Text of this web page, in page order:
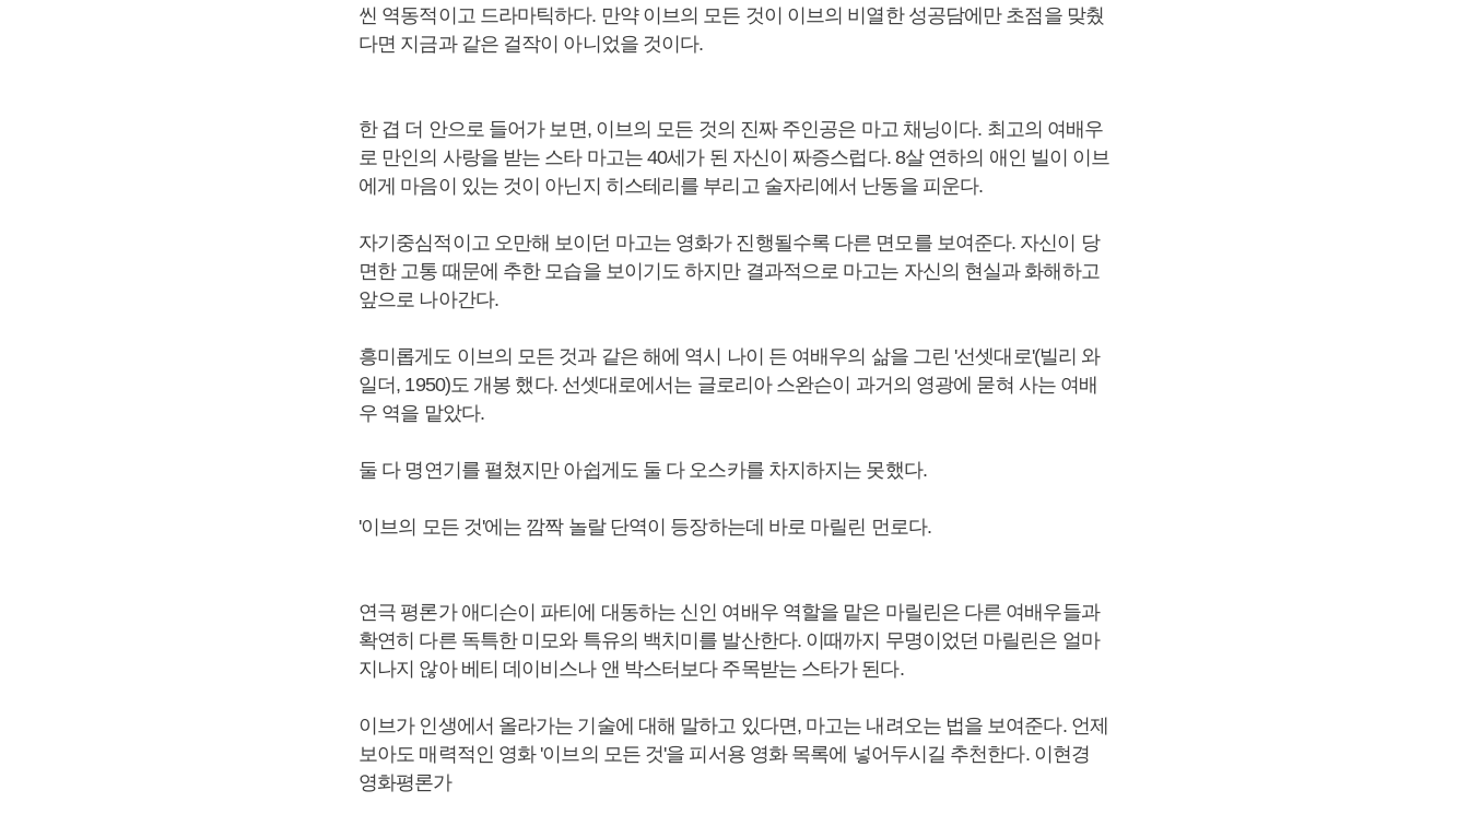
씬 역동적이고 드라마틱하다. 만약 이브의 모든 것이 이브의 비열한 성공담에만 초점을 맞췄
다면 지금과 같은 걸작이 아니었을 것이다.
한 겹 더 안으로 들어가 보면, 이브의 모든 것의 진짜 주인공은 마고 채닝이다. 최고의 여배우
로 만인의 사랑을 받는 스타 마고는 40세가 된 자신이 짜증스럽다. 8살 연하의 애인 빌이 이브
에게 마음이 있는 것이 아닌지 히스테리를 부리고 술자리에서 난동을 피운다.
자기중심적이고 오만해 보이던 마고는 영화가 진행될수록 다른 면모를 보여준다. 자신이 당
면한 고통 때문에 추한 모습을 보이기도 하지만 결과적으로 마고는 자신의 현실과 화해하고
앞으로 나아간다.
흥미롭게도 이브의 모든 것과 같은 해에 역시 나이 든 여배우의 삶을 그린 '선셋대로'(빌리 와
일더, 1950)도 개봉 했다. 선셋대로에서는 글로리아 스완슨이 과거의 영광에 묻혀 사는 여배
우 역을 맡았다.
둘 다 명연기를 펼쳤지만 아쉽게도 둘 다 오스카를 차지하지는 못했다.
'이브의 모든 것'에는 깜짝 놀랄 단역이 등장하는데 바로 마릴린 먼로다.
연극 평론가 애디슨이 파티에 대동하는 신인 여배우 역할을 맡은 마릴린은 다른 여배우들과
확연히 다른 독특한 미모와 특유의 백치미를 발산한다. 이때까지 무명이었던 마릴린은 얼마
지나지 않아 베티 데이비스나 앤 박스터보다 주목받는 스타가 된다.
이브가 인생에서 올라가는 기술에 대해 말하고 있다면, 마고는 내려오는 법을 보여준다. 언제
보아도 매력적인 영화 '이브의 모든 것'을 피서용 영화 목록에 넣어두시길 추천한다. 이현경
영화평론가